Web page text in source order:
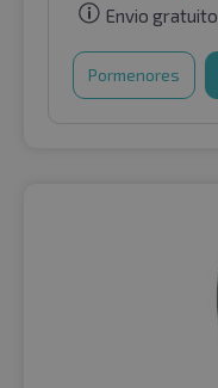
Envio gratuito
Pormenores